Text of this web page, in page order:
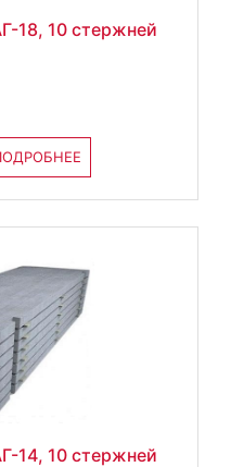
18, 10 стержней
14, 10 стержней